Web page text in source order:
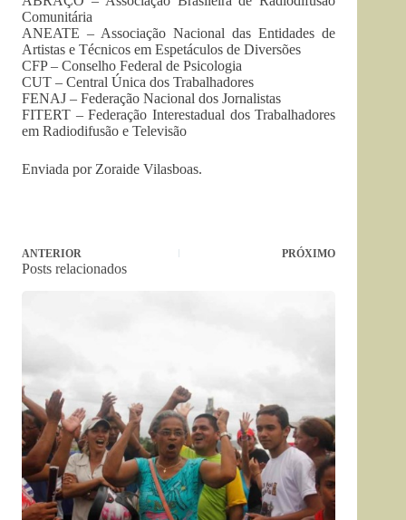
Comunitária
ANEATE – Associação Nacional das Entidades de
Artistas e Técnicos em Espetáculos de Diversões
CFP – Conselho Federal de Psicologia
CUT – Central Única dos Trabalhadores
FENAJ – Federação Nacional dos Jornalistas
FITERT – Federação Interestadual dos Trabalhadores
em Radiodifusão e Televisão
Enviada por Zoraide Vilasboas.
ANTERIOR PRÓXIMO
Posts relacionados